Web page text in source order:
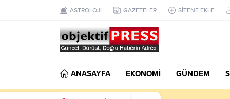
ASTROLOJİ GAZETELER SİTENE EKLE
ANASAYFA EKONOMİ GÜNDEM